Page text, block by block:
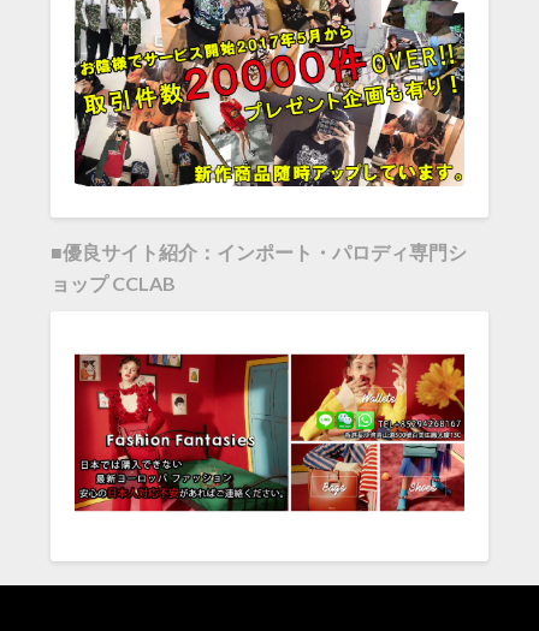
■優良サイト紹介：インポート・パロディ専門シ
ョップ CCLAB